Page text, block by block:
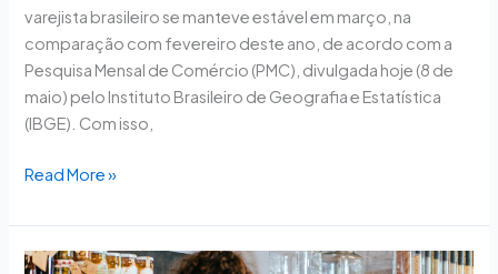
varejista brasileiro se manteve estável em março, na
comparação com fevereiro deste ano, de acordo com a
Pesquisa Mensal de Comércio (PMC), divulgada hoje (8 de
maio) pelo Instituto Brasileiro de Geografia e Estatística
(IBGE). Com isso,
Read More »
Com